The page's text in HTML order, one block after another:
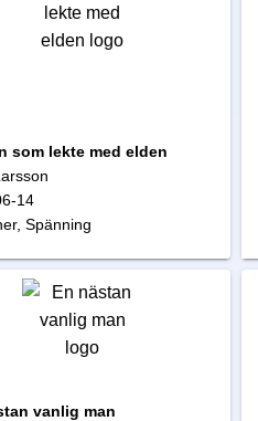
som lekte med elden
14
Spänning
vanlig man